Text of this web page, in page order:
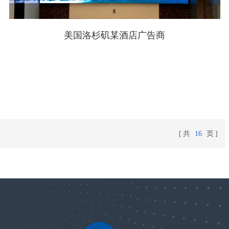
美国洛杉矶某酒店广告商
共 16 页